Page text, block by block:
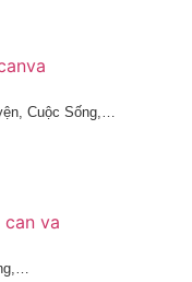
Cuộc Sống,…